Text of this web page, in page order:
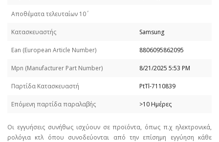
Απoθέματα τελευταίων 10΄
Κατασκευαστής Samsung
Εan (European Article Number) 8806095862095
Mpn (Manufacturer Part Number) 8/21/2025 5:53 PM
Παρτίδα Κατασκευαστή PtTl-7110839
Επόμενη παρτίδα παραλαβής >10 Ημέρες
Οι εγγυήσεις συνήθως ισχύουν σε προϊόντα, όπως π.χ ηλεκτρονικά,
ρολόγια κτλ όπου συνοδεύονται από την επίσημη εγγύηση κάθε